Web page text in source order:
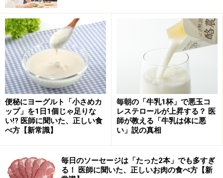
10％程度の割合で常在します。微量であれば、通常は問
題になりません。しかし増殖して大量に増えると、毒素
を産生し、下痢や嘔吐を伴う食中毒を起こします。
便秘にヨーグルト「小さめカ
ップ」を1日1個じゃ足りな
い!? 医師に聞いた、正しい食
べ方【新常識】
毎朝の「牛乳1杯」で悪玉コ
レステロールが上昇する？ 医
師が教える「牛乳は体に悪
い」説の真相
毎日のソーセージは「たった2本」でも多すぎ
る！ 医師に聞いた、正しいお肉の食べ方【新